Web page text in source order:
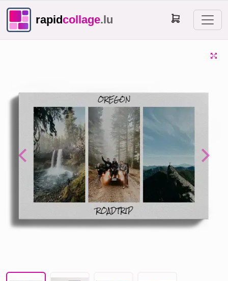
rapidcollage.lu
Previous Next